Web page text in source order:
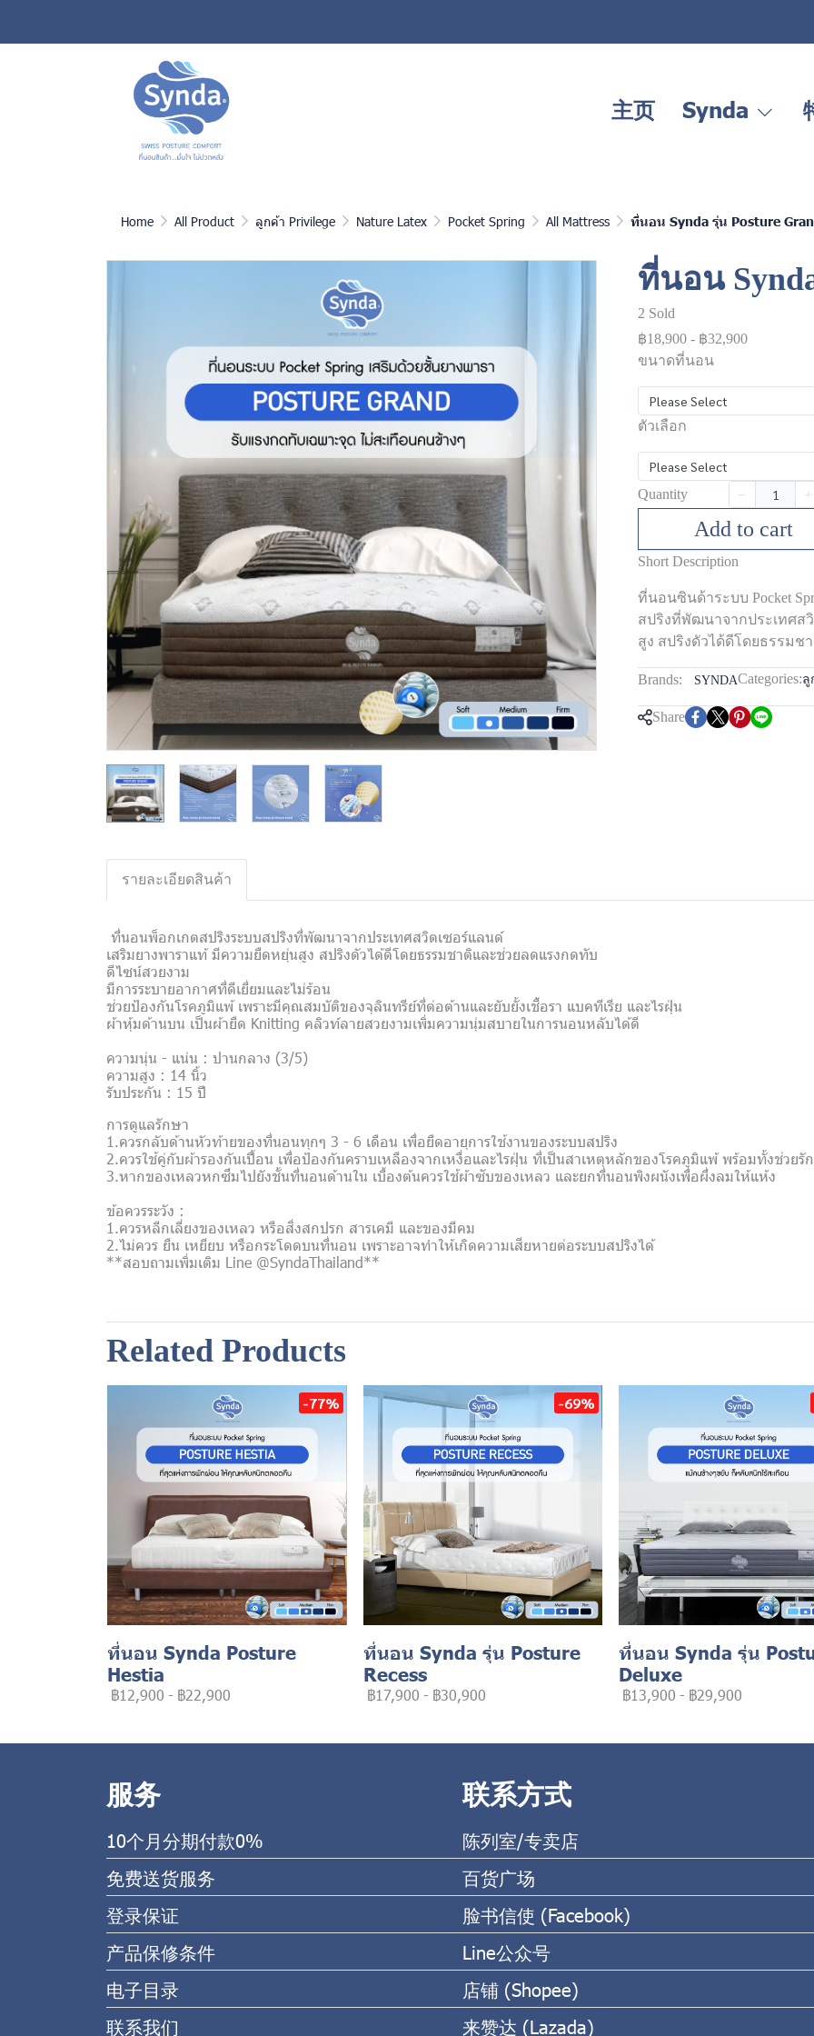
主页 Synda
Home All Product ลูกค้า Privilege Nature Latex Pocket Spring All Mattress ที่นอน Synda รุ่น Posture
ที่นอน
2 Sold
฿18,900 - ฿32,900
ขนาดที่นอน
Please Select
ตัวเลือก
Please Select
Quantity
Add to cart
Short Description
ที่นอนซินด้าระบบ Pocket
สปริงที่พัฒนาจากประเทศส
สูง สปริงดัวได้ดีโดยธรรมช
Brands: SYNDACategories:ลู
Share
รายละเอียดสินค้า
ที่นอนพ็อกเกตสปริงระบบสปริงที่พัฒนาจากประเทศสวิตเซอร์แลนด์
เสริมยางพาราแท้ มีความยืดหยุ่นสูง สปริงดัวได้ดีโดยธรรมชาติและช่วยลดแรงกดทับ
ดีไซน์สวยงาม
มีการระบายอากาศที่ดีเยี่ยมและไม่ร้อน
ช่วยป้องกันโรคภูมิแพ้ เพราะมีคุณสมบัติของจุลินทรีย์ที่ต่อต้านและยับยั้งเชื้อรา แบคทีเรีย และไรฝุ่น
ผ้าหุ้มด้านบน เป็นผ้ายืด Knitting คลิวท์ลายสวยงามเพิ่มความนุ่มสบายในการนอนหลับได้ดี
ความนุ่น - แน่น : ปานกลาง (3/5)
ความสูง : 14 นิ้ว
รับประกัน : 15 ปี
การดูแลรักษา
1.ควรกลับด้านหัวท้ายของที่นอนทุกๆ 3 - 6 เดือน เพื่อยืดอายุการใช้งานของระบบสปริง
2.ควรใช้คู่กับผ้ารองกันเปื้อน เพื่อป้องกันคราบเหลืองจากเหงื่อและไรฝุ่น ที่เป็นสาเหตุหลักของโรคภูมิแพ้ พร้อมทั้งช่วย
3.หากของเหลวหกซึมไปยังชั้นที่นอนด้านใน เบื้องต้นควรใช้ผ้าซับของเหลว และยกที่นอนพิงผนังเพื่อผึ่งลมให้แห้ง
ข้อควรระวัง :
1.ควรหลีกเลี่ยงของเหลว หรือสิ่งสกปรก สารเคมี และของมีคม
2.ไม่ควร ยืน เหยียบ หรือกระโดดบนที่นอน เพราะอาจทำให้เกิดความเสียหายต่อระบบสปริงได้
**สอบถามเพิ่มเติม Line @SyndaThailand**
Related Products
-77%
ที่นอน Synda Posture
Hestia
฿12,900 - ฿22,900
-69%
ที่นอน Synda รุ่น Posture
Recess
฿17,900 - ฿30,900
ที่นอน Synda รุ่น
Deluxe
฿13,900 - ฿29,900
服务
10个月分期付款0%
免费送货服务
登录保证
产品保修条件
电子目录
联系我们
联系方式
陈列室/专卖店
百货广场
脸书信使 (Facebook)
Line公众号
店铺 (Shopee)
来赞达 (Lazada)